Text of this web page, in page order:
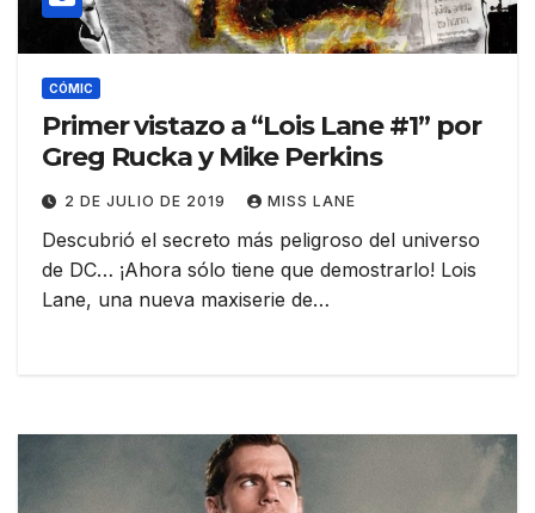
CÓMIC
Primer vistazo a “Lois Lane #1” por
Greg Rucka y Mike Perkins
2 DE JULIO DE 2019 MISS LANE
Descubrió el secreto más peligroso del universo
de DC… ¡Ahora sólo tiene que demostrarlo! Lois
Lane, una nueva maxiserie de…